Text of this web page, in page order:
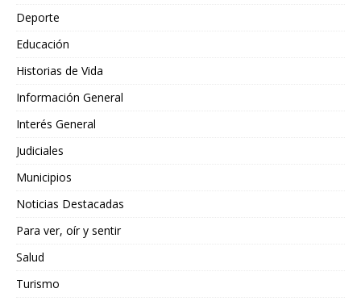
Deporte
Educación
Historias de Vida
Información General
Interés General
Judiciales
Municipios
Noticias Destacadas
Para ver, oír y sentir
Salud
Turismo